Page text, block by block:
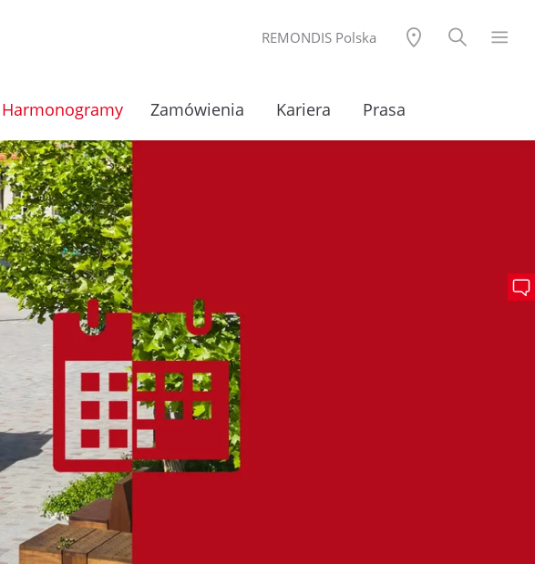
REMONDIS Polska
Harmonogramy Zamówienia Kariera Prasa